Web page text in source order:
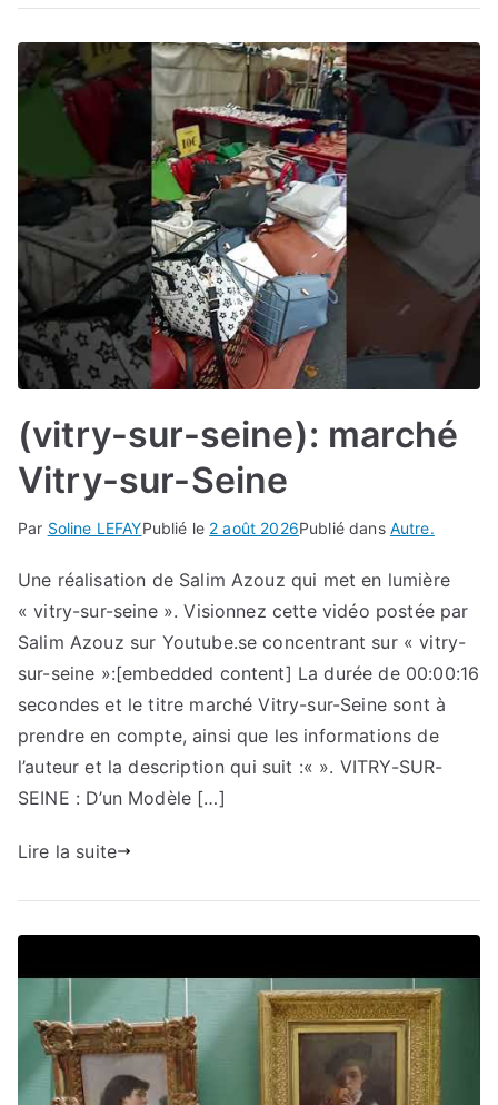
(vitry-sur-seine): marché
Vitry-sur-Seine
Par Soline LEFAYPublié le 2 août 2026Publié dans Autre.
Une réalisation de Salim Azouz qui met en lumière
« vitry-sur-seine ». Visionnez cette vidéo postée par
Salim Azouz sur Youtube.se concentrant sur « vitry-
sur-seine »:[embedded content] La durée de 00:00:16
secondes et le titre marché Vitry-sur-Seine sont à
prendre en compte, ainsi que les informations de
l’auteur et la description qui suit :« ». VITRY-SUR-
SEINE : D’un Modèle […]
Lire la suite